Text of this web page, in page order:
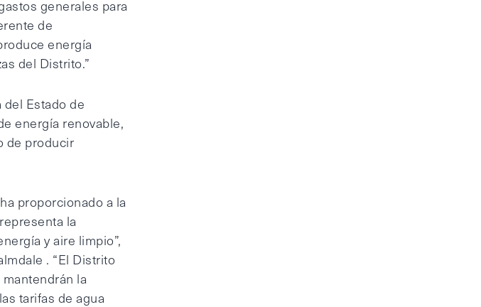
generales para
de
energía
del Distrito.”
Estado de
energía renovable,
de producir
proporcionado a la
la
y aire limpio”,
. “El Distrito
la
tarifas de agua